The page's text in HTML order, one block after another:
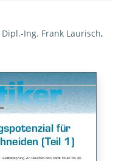
Dipl.-Ing. Frank Laurisch,